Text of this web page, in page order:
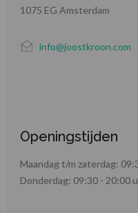
1075 EG Amsterdam
info@joostkroon.com
Openingstijden
Maandag t/m zaterdag:
Donderdag: 09:30 - 20:00